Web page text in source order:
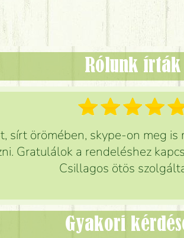
Rólunk írták
sírt örömében, skype-on meg
Gratulálok a rendeléshez
Csillagos ötös
Gyakori